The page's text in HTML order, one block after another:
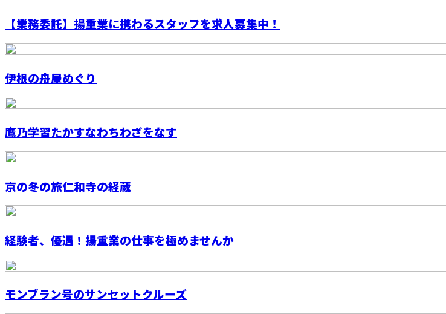
【業務委託】揚重業に携わるスタッフを求人募集中！
伊根の舟屋めぐり
鷹乃学習たかすなわちわざをなす
京の冬の旅仁和寺の経蔵
経験者、優遇！揚重業の仕事を極めませんか
モンブラン号のサンセットクルーズ